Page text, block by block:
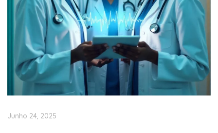
Junho 24, 2025